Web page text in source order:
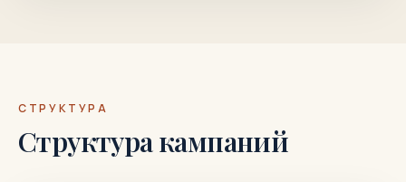
СТРУКТУРА
Структура кампаний